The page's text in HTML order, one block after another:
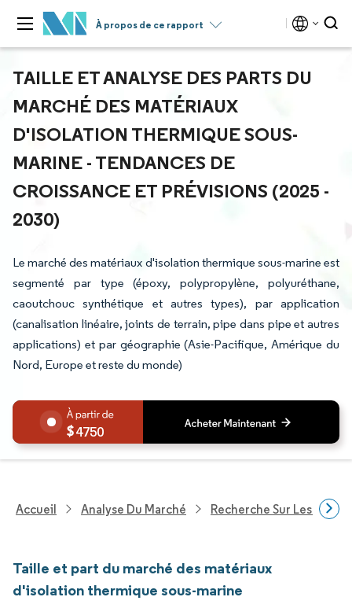
À propos de ce rapport
TAILLE ET ANALYSE DES PARTS DU
MARCHÉ DES MATÉRIAUX
D'ISOLATION THERMIQUE SOUS-
MARINE - TENDANCES DE
CROISSANCE ET PRÉVISIONS (2025 -
2030)
Le marché des matériaux d'isolation thermique sous-marine est
segmenté par type (époxy, polypropylène, polyuréthane,
caoutchouc synthétique et autres types), par application
(canalisation linéaire, joints de terrain, pipe dans pipe et autres
applications) et par géographie (Asie-Pacifique, Amérique du
Nord, Europe et reste du monde)
4750
Accueil Analyse Du Marché Recherche Sur Les
Taille et part du marché des matériaux
d'isolation thermique sous-marine